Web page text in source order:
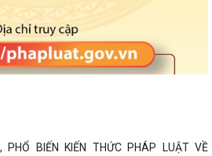
PHỔ BIẾN KIẾN THỨC PHÁP LUẬT VỀ